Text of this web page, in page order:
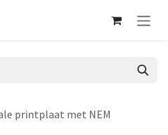
printplaat met NEM